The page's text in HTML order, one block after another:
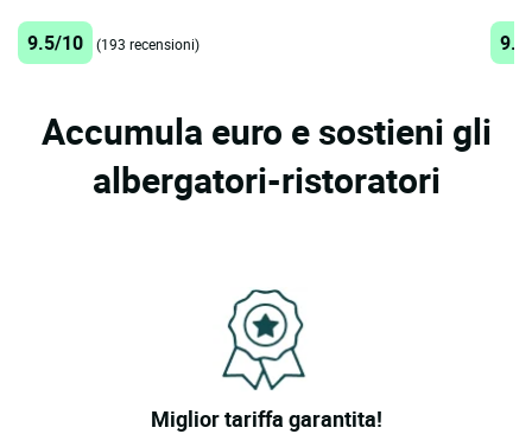
9.5/10 (193 recensioni)
Accumula euro e sostieni gli
albergatori-ristoratori
Miglior tariffa garantita!